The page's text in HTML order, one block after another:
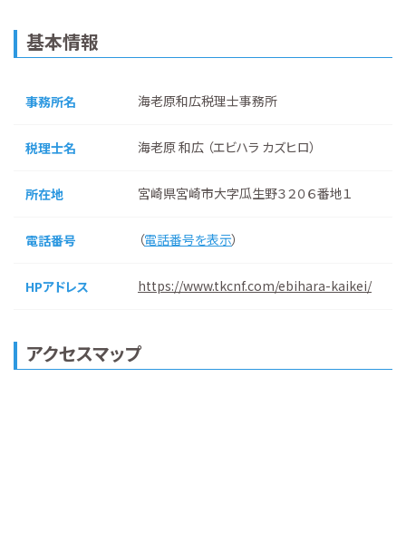
基本情報
事務所名 海老原和広税理士事務所
税理士名 海老原 和広 （エビハラ カズヒロ）
所在地 宮崎県宮崎市大字瓜生野３２０６番地１
電話番号 （電話番号を表示）
HPアドレス https://www.tkcnf.com/ebihara-kaikei/
アクセスマップ